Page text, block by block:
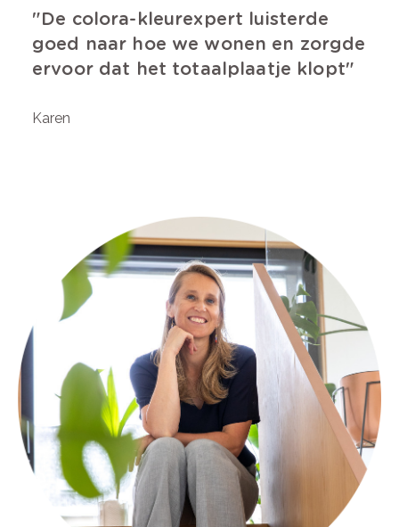
De colora-kleurexpert luisterde
goed naar hoe we wonen en zorgde
ervoor dat het totaalplaatje klopt
Karen